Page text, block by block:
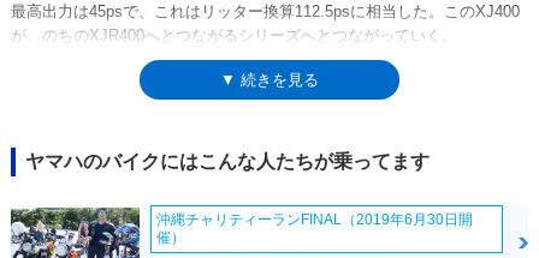
最高出力は45psで、これはリッター換算112.5psに相当した。このXJ400
が、のちのXJR400へとつながるシリーズへとつながっていく。
▼ 続きを見る
ヤマハのバイクにはこんな人たちが乗ってます
沖縄チャリティーランFINAL（2019年6月30日開
催）